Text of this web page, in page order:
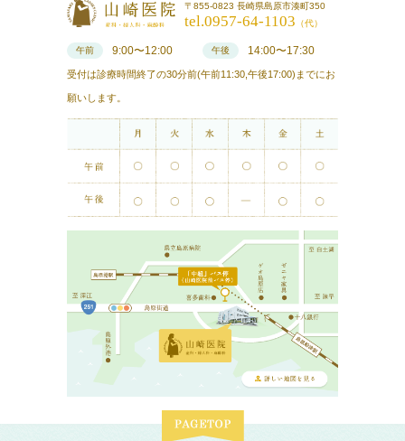
〒855-0823 長崎県島原市湊町350
tel.0957-64-1103 （代）
午前 9:00〜12:00 午後 14:00〜17:30
受付は診療時間終了の30分前(午前11:30,午後17:00)までにお
願いします。